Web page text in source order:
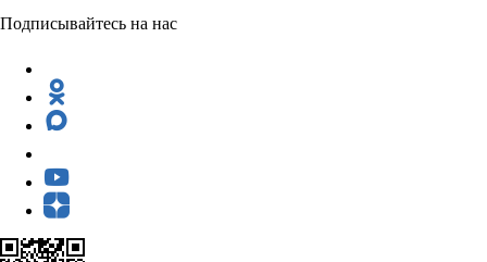
Подписывайтесь на нас